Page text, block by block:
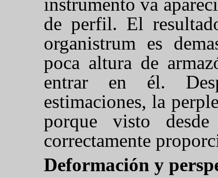
de perfil. El
organistrum es
poca altura de
entrar en él.
estimaciones, la
porque visto
correctamente
Deformación y